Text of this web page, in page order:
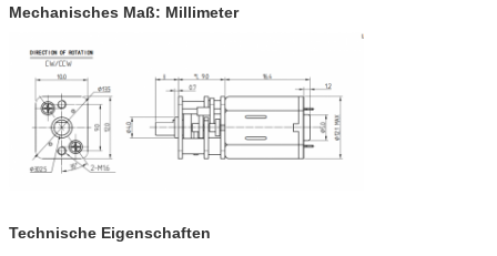
Mechanisches Maß: Millimeter
Technische Eigenschaften